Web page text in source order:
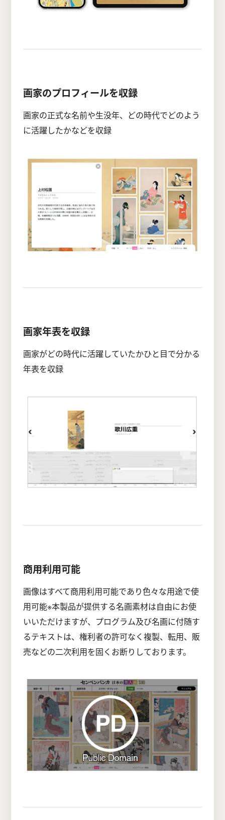
画家のプロフィールを収録
画家の正式な名前や生没年、どの時代でどのよう
に活躍したかなどを収録
画家年表を収録
画家がどの時代に活躍していたかひと目で分かる
年表を収録
商用利用可能
画像はすべて商用利用可能であり色々な用途で使
用可能※本製品が提供する名画素材は自由にお使
いいただけますが、プログラム及び名画に付随す
るテキストは、権利者の許可なく複製、転用、販
売などの二次利用を固くお断りしております。